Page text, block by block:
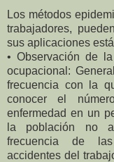
Los métodos
trabajadores,
sus aplicaciones
• Observación de
ocupacional:
frecuencia con la
conocer el
enfermedad en un
la población no
frecuencia de las
accidentes del